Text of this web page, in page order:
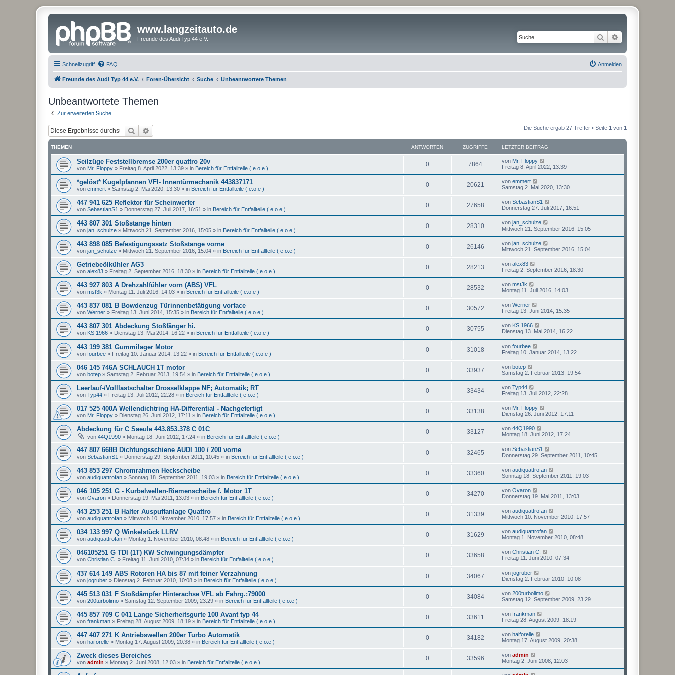
www.langzeitauto.de
Freunde des Audi Typ 44 e.V. Suche
Schnellzugriff FAQ Anmelden
Freunde des Audi Typ 44 e.V. Foren-Übersicht Suche Unbeantwortete Themen
Unbeantwortete Themen
Zur erweiterten Suche
Suche Die Suche ergab 27 Treffer • Seite 1 von 1
THEMEN ANTWORTEN ZUGRIFFE LETZTER BEITRAG
Seilzüge Feststellbremse 200er quattro 20v
von Mr. Floppy » Freitag 8. April 2022, 13:39 » in Bereich für Entfallteile ( e.o.e )
0 7864 von Mr. Floppy
Freitag 8. April 2022, 13:39
*gelöst* Kugelpfannen VFl- Innentürmechanik 443837171
von emmert » Samstag 2. Mai 2020, 13:30 » in Bereich für Entfallteile ( e.o.e )
0 20621 von emmert
Samstag 2. Mai 2020, 13:30
447 941 625 Reflektor für Scheinwerfer
von SebastianS1 » Donnerstag 27. Juli 2017, 16:51 » in Bereich für Entfallteile ( e.o.e )
0 27658 von SebastianS1
Donnerstag 27. Juli 2017, 16:51
443 807 301 Stoßstange hinten
von jan_schulze » Mittwoch 21. September 2016, 15:05 » in Bereich für Entfallteile ( e.o.e )
0 28310 von jan_schulze
Mittwoch 21. September 2016, 15:05
443 898 085 Befestigungssatz Stoßstange vorne
von jan_schulze » Mittwoch 21. September 2016, 15:04 » in Bereich für Entfallteile ( e.o.e )
0 26146 von jan_schulze
Mittwoch 21. September 2016, 15:04
Getriebeölkühler AG3
von alex83 » Freitag 2. September 2016, 18:30 » in Bereich für Entfallteile ( e.o.e )
0 28213 von alex83
Freitag 2. September 2016, 18:30
443 927 803 A Drehzahlfühler vorn (ABS) VFL
von mst3k » Montag 11. Juli 2016, 14:03 » in Bereich für Entfallteile ( e.o.e )
0 28532 von mst3k
Montag 11. Juli 2016, 14:03
443 837 081 B Bowdenzug Türinnenbetätigung vorface
von Werner » Freitag 13. Juni 2014, 15:35 » in Bereich für Entfallteile ( e.o.e )
0 30572 von Werner
Freitag 13. Juni 2014, 15:35
443 807 301 Abdeckung Stoßfänger hi.
von KS 1966 » Dienstag 13. Mai 2014, 16:22 » in Bereich für Entfallteile ( e.o.e )
0 30755 von KS 1966
Dienstag 13. Mai 2014, 16:22
443 199 381 Gummilager Motor
von fourbee » Freitag 10. Januar 2014, 13:22 » in Bereich für Entfallteile ( e.o.e )
0 31018 von fourbee
Freitag 10. Januar 2014, 13:22
046 145 746A SCHLAUCH 1T motor
von botep » Samstag 2. Februar 2013, 19:54 » in Bereich für Entfallteile ( e.o.e )
0 33937 von botep
Samstag 2. Februar 2013, 19:54
Leerlauf-/Volllastschalter Drosselklappe NF; Automatik; RT
von Typ44 » Freitag 13. Juli 2012, 22:28 » in Bereich für Entfallteile ( e.o.e )
0 33434 von Typ44
Freitag 13. Juli 2012, 22:28
017 525 400A Wellendichtring HA-Differential - Nachgefertigt
von Mr. Floppy » Dienstag 26. Juni 2012, 17:11 » in Bereich für Entfallteile ( e.o.e )
0 33138 von Mr. Floppy
Dienstag 26. Juni 2012, 17:11
Abdeckung für C Saeule 443.853.378 C 01C
von 44Q1990 » Montag 18. Juni 2012, 17:24 » in Bereich für Entfallteile ( e.o.e )
0 33127 von 44Q1990
Montag 18. Juni 2012, 17:24
447 807 668B Dichtungsschiene AUDI 100 / 200 vorne
von SebastianS1 » Donnerstag 29. September 2011, 10:45 » in Bereich für Entfallteile ( e.o.e )
0 32465 von SebastianS1
Donnerstag 29. September 2011, 10:45
443 853 297 Chromrahmen Heckscheibe
von audiquattrofan » Sonntag 18. September 2011, 19:03 » in Bereich für Entfallteile ( e.o.e )
0 33360 von audiquattrofan
Sonntag 18. September 2011, 19:03
046 105 251 G - Kurbelwellen-Riemenscheibe f. Motor 1T
von Ovaron » Donnerstag 19. Mai 2011, 13:03 » in Bereich für Entfallteile ( e.o.e )
0 34270 von Ovaron
Donnerstag 19. Mai 2011, 13:03
443 253 251 B Halter Auspuffanlage Quattro
von audiquattrofan » Mittwoch 10. November 2010, 17:57 » in Bereich für Entfallteile ( e.o.e )
0 31339 von audiquattrofan
Mittwoch 10. November 2010, 17:57
034 133 997 Q Winkelstück LLRV
von audiquattrofan » Montag 1. November 2010, 08:48 » in Bereich für Entfallteile ( e.o.e )
0 31629 von audiquattrofan
Montag 1. November 2010, 08:48
046105251 G TDI (1T) KW Schwingungsdämpfer
von Christian C. » Freitag 11. Juni 2010, 07:34 » in Bereich für Entfallteile ( e.o.e )
0 33658 von Christian C.
Freitag 11. Juni 2010, 07:34
437 614 149 ABS Rotoren HA bis 87 mit feiner Verzahnung
von jogruber » Dienstag 2. Februar 2010, 10:08 » in Bereich für Entfallteile ( e.o.e )
0 34067 von jogruber
Dienstag 2. Februar 2010, 10:08
445 513 031 F Stoßdämpfer Hinterachse VFL ab Fahrg.:79000
von 200turbolimo » Samstag 12. September 2009, 23:29 » in Bereich für Entfallteile ( e.o.e )
0 34084 von 200turbolimo
Samstag 12. September 2009, 23:29
445 857 709 C 041 Lange Sicherheitsgurte 100 Avant typ 44
von frankman » Freitag 28. August 2009, 18:19 » in Bereich für Entfallteile ( e.o.e )
0 33611 von frankman
Freitag 28. August 2009, 18:19
447 407 271 K Antriebswellen 200er Turbo Automatik
von haiforelle » Montag 17. August 2009, 20:38 » in Bereich für Entfallteile ( e.o.e )
0 34182 von haiforelle
Montag 17. August 2009, 20:38
Zweck dieses Bereiches
von admin » Montag 2. Juni 2008, 12:03 » in Bereich für Entfallteile ( e.o.e )
0 33596 von admin
Montag 2. Juni 2008, 12:03